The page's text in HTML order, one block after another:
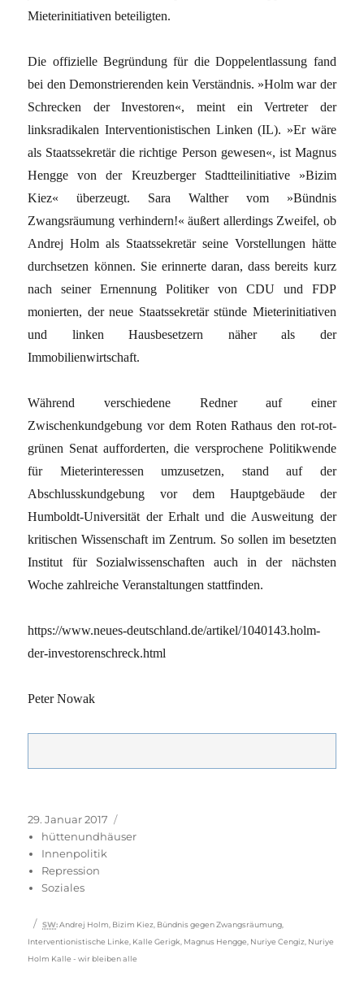
Mieterinitiativen beteiligten.
Die offizielle Begründung für die Doppelentlassung fand
bei den Demonstrierenden kein Verständnis. »Holm war der
Schrecken der Investoren«, meint ein Vertreter der
linksradikalen Interventionistischen Linken (IL). »Er wäre
als Staatssekretär die richtige Person gewesen«, ist Magnus
Hengge von der Kreuzberger Stadtteilinitiative »Bizim
Kiez« überzeugt. Sara Walther vom »Bündnis
Zwangsräumung verhindern!« äußert allerdings Zweifel, ob
Andrej Holm als Staatssekretär seine Vorstellungen hätte
durchsetzen können. Sie erinnerte daran, dass bereits kurz
nach seiner Ernennung Politiker von CDU und FDP
monierten, der neue Staatssekretär stünde Mieterinitiativen
und linken Hausbesetzern näher als der
Immobilienwirtschaft.
Während verschiedene Redner auf einer
Zwischenkundgebung vor dem Roten Rathaus den rot-rot-
grünen Senat aufforderten, die versprochene Politikwende
für Mieterinteressen umzusetzen, stand auf der
Abschlusskundgebung vor dem Hauptgebäude der
Humboldt-Universität der Erhalt und die Ausweitung der
kritischen Wissenschaft im Zentrum. So sollen im besetzten
Institut für Sozialwissenschaften auch in der nächsten
Woche zahlreiche Veranstaltungen stattfinden.
https://www.neues-deutschland.de/artikel/1040143.holm-
der-investorenschreck.html
Peter Nowak
Veröffentlicht
am
29. Januar 2017
hüttenundhäuser
Innenpolitik
Repression
Soziales
Schlagwörter
SW: Andrej Holm Bizim Kiez Bündnis gegen Zwangsräumung
Interventionistische Linke Kalle Gerigk Magnus Hengge Nuriye Cengiz Nuriye
Holm Kalle - wir bleiben alle